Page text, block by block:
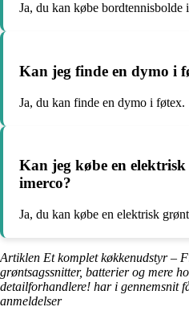
Ja, du kan købe bordtennisbolde
Kan jeg finde en dymo i
Ja, du kan finde en dymo i føtex.
Kan jeg købe en
imerco?
Ja, du kan købe en elektrisk
Artiklen Et komplet køkkenudstyr –
grøntsagssnitter, batterier og mere
detailforhandlere! har i gennemsnit
anmeldelser